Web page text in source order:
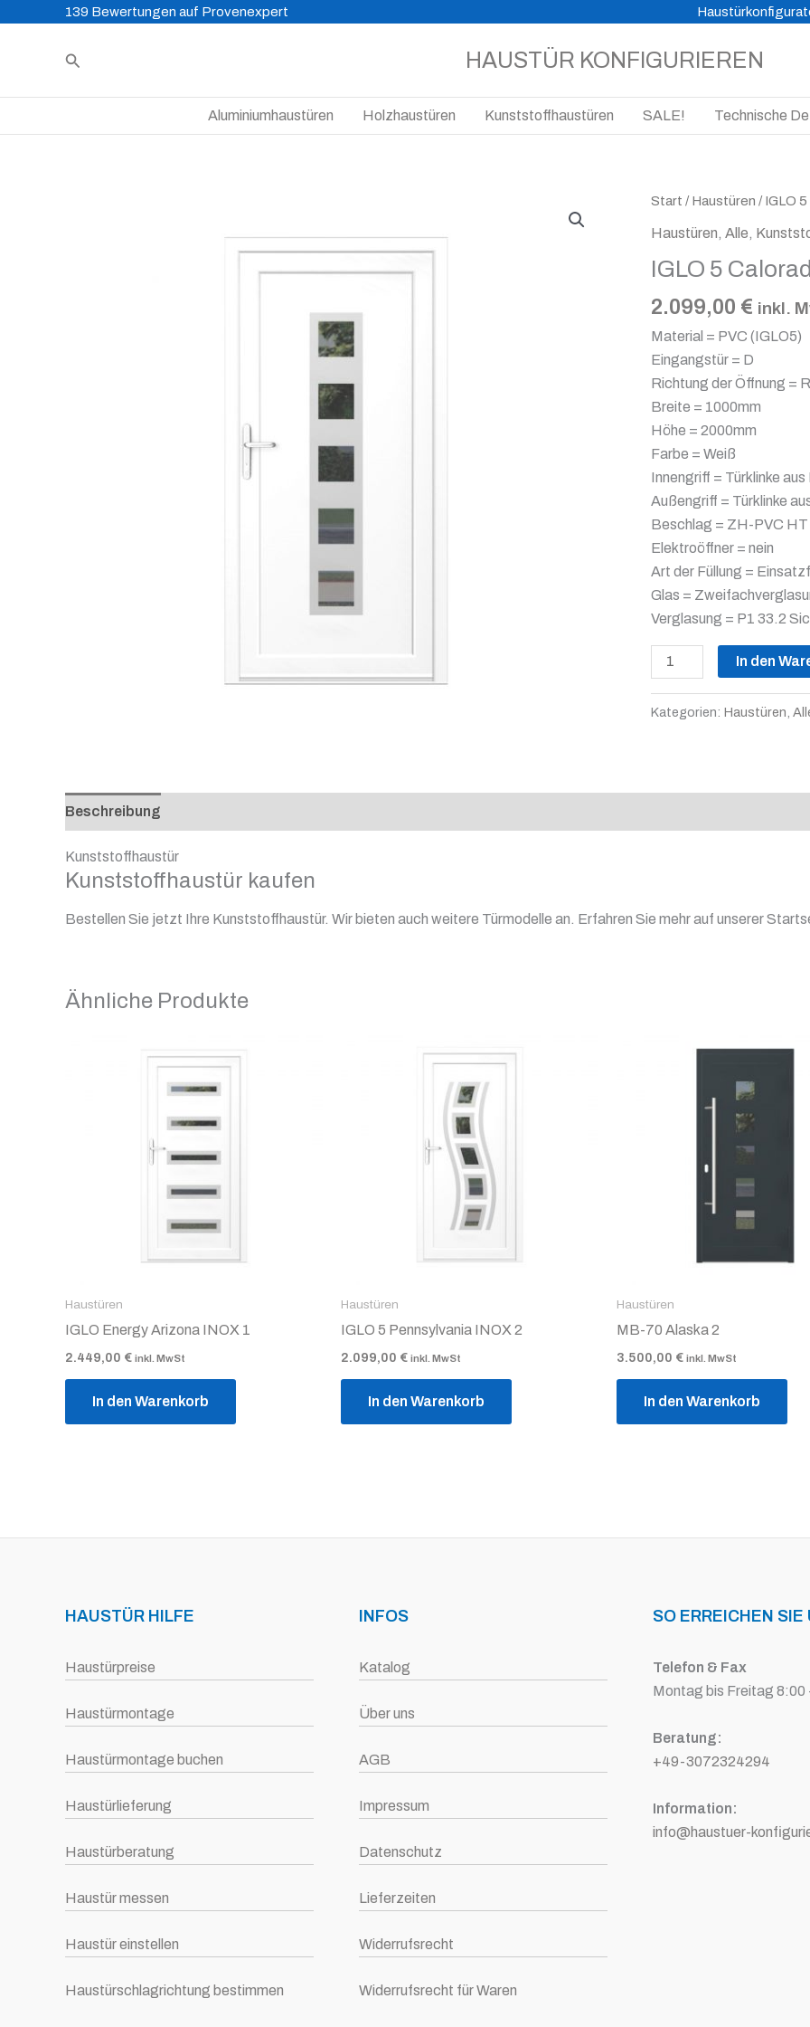
139 Bewertungen auf Provenexpert
Suchen HAUSTÜR KONFIGURIEREN
Aluminiumhaustüren Holzhaustüren Kunststoffhaustüren SALE! Technische
Start /Haustüren / IGLO
Haustüren, Alle,
IGLO 5
2.099,00 € inkl.
Material = PVC (IGLO5)
Eingangstür = D
Richtung der Öffnung =
Breite = 1000mm
Höhe = 2000mm
Farbe = Weiß
Innengriff = Türklinke
Außengriff = Türklinke
Beschlag = ZH-PVC HT
Elektroöffner = nein
Art der Füllung =
Glas =
Verglasung = P1 33.2
IGLO
INOX
In den
Kategorien: Haustüren,
Beschreibung
Kunststoffhaustür
Kunststoffhaustür kaufen
Bestellen Sie jetzt Ihre Kunststoffhaustür. Wir bieten auch weitere Türmodelle an. Erfahren Sie mehr auf unserer
Ähnliche Produkte
Haustüren
IGLO Energy Arizona INOX 1
2.449,00 € inkl. MwSt
In den Warenkorb
Haustüren
IGLO 5 Pennsylvania INOX 2
2.099,00 € inkl. MwSt
In den Warenkorb
Haustüren
MB-70 Alaska 2
3.500,00 € inkl. MwSt
In den Warenkorb
HAUSTÜR HILFE
Haustürpreise
Haustürmontage
Haustürmontage buchen
Haustürlieferung
Haustürberatung
Haustür messen
Haustür einstellen
Haustürschlagrichtung bestimmen
INFOS
Katalog
Über uns
AGB
Impressum
Datenschutz
Lieferzeiten
Widerrufsrecht
Widerrufsrecht für Waren
SO ERREICHEN SIE
Telefon & Fax
Montag bis Freitag 8:00
Beratung:
+49-3072324294
Information:
info@haustuer-